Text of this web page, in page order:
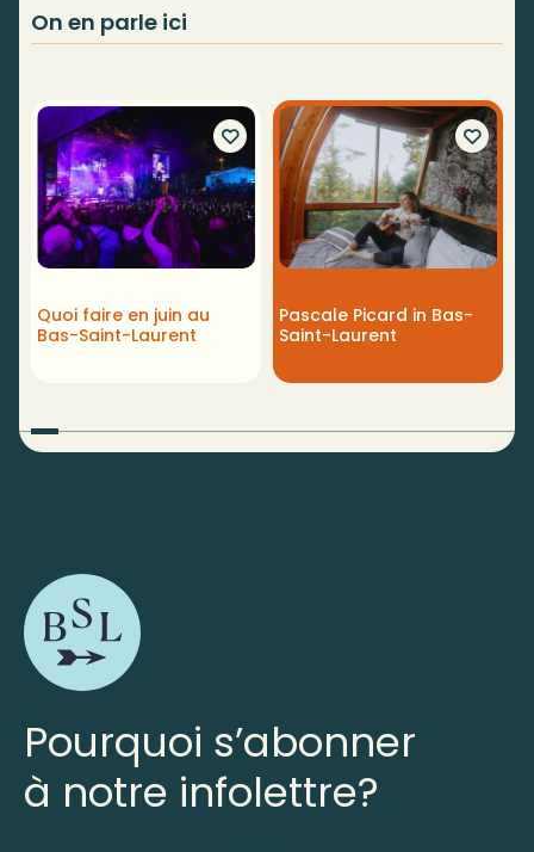
On en parle ici
Quoi faire en juin au
Bas-Saint-Laurent
Pascale Picard in Bas-
Saint-Laurent
Pourquoi s’abonner
à notre infolettre?